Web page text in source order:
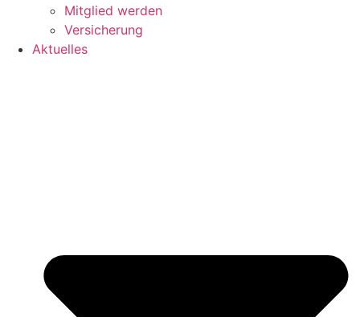
Mitglied werden
Versicherung
Aktuelles